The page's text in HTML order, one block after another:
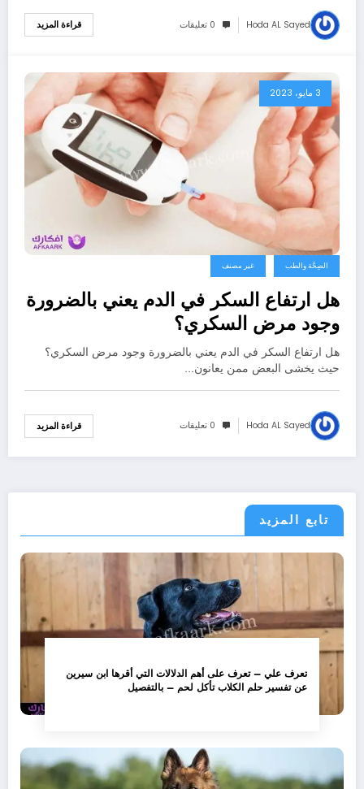
Hoda AL Sayed 0 تعليقات قراءة المزيد
3 مايو، 2023
الصِحَّة والطب غير مصنف
هل ارتفاع السكر في الدم يعني بالضرورة
وجود مرض السكري؟
هل ارتفاع السكر في الدم يعني بالضرورة وجود مرض السكري؟
حيث يخشى البعض ممن يعانون…
Hoda AL Sayed 0 تعليقات قراءة المزيد
تابع المزيد
تعرف علي – تعرف على أهم الدلالات التي أقرها ابن سيرين
عن تفسير حلم الكلاب تأكل لحم – بالتفصيل